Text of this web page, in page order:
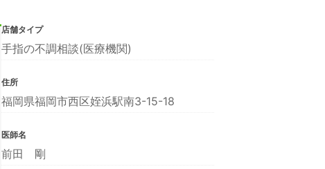
店舗タイプ
手指の不調相談(医療機関)
住所
福岡県福岡市西区姪浜駅南3-15-18
医師名
前田 剛